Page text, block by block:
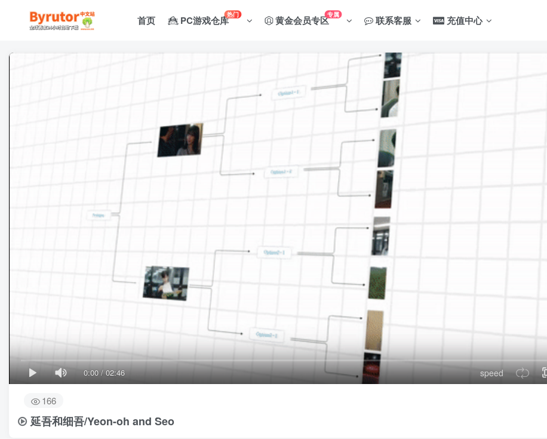
首页 PC游戏仓库热门 黄金会员专区专属 联系客服 充值中心
0:00/02:46 speed
166
延吾和细吾/Yeon-oh and Seo